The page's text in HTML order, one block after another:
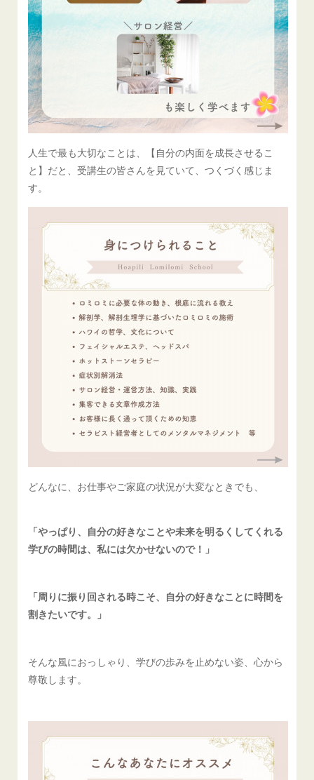
人生で最も大切なことは、【自分の内面を成長させるこ
と】だと、受講生の皆さんを見ていて、つくづく感じま
す。
どんなに、お仕事やご家庭の状況が大変なときでも、
「やっぱり、自分の好きなことや未来を明るくしてくれる
学びの時間は、私には欠かせないので！」
「周りに振り回される時こそ、自分の好きなことに時間を
割きたいです。」
そんな風におっしゃり、学びの歩みを止めない姿、心から
尊敬します。